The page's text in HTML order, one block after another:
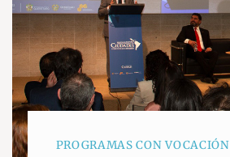
PROGRAMAS CON VOCACIÓN